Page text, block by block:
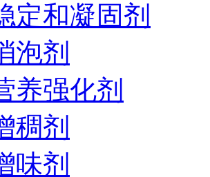
定和凝固剂
泡剂
养强化剂
稠剂
味剂